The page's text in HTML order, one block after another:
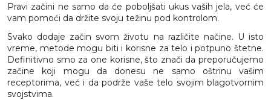
Pravi začini ne samo da će poboljšati ukus vaših jela, već će
vam pomoći da držite svoju težinu pod kontrolom.
Svako dodaje začin svom životu na različite načine. U isto
vreme, metode mogu biti i korisne za telo i potpuno štetne.
Definitivno smo za one korisne, što znači da preporučujemo
začine koji mogu da donesu ne samo oštrinu vašim
receptorima, već i da podrže vaše telo svojim blagotvornim
svojstvima.